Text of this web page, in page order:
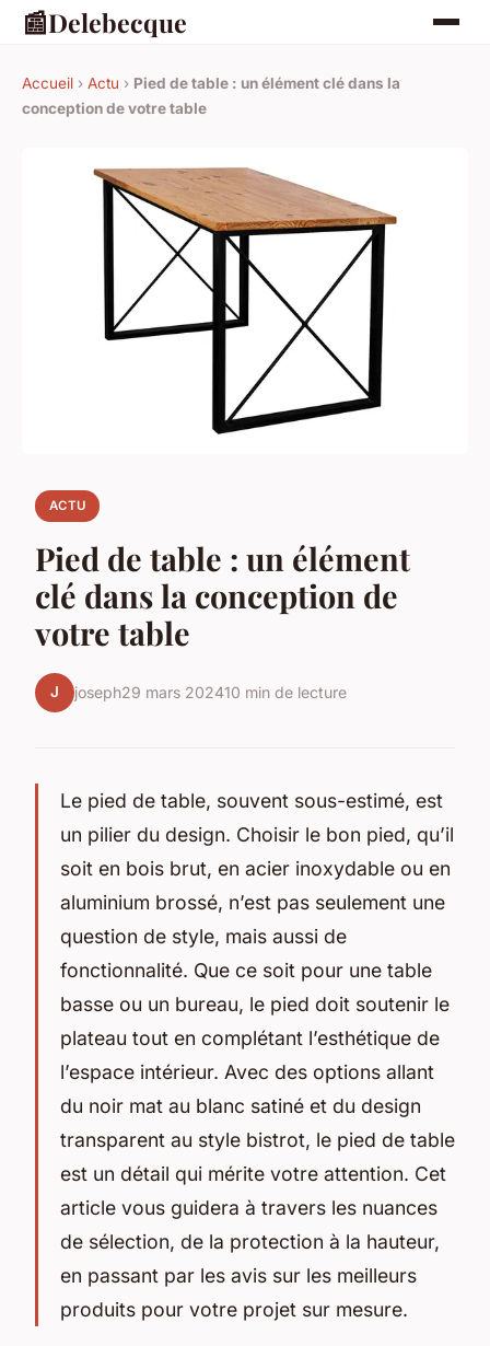
📰Delebecque
Accueil › Actu › Pied de table : un élément clé dans la
conception de votre table
ACTU
Pied de table : un élément
clé dans la conception de
votre table
J joseph29 mars 202410 min de lecture
Le pied de table, souvent sous-estimé, est
un pilier du design. Choisir le bon pied, qu’il
soit en bois brut, en acier inoxydable ou en
aluminium brossé, n’est pas seulement une
question de style, mais aussi de
fonctionnalité. Que ce soit pour une table
basse ou un bureau, le pied doit soutenir le
plateau tout en complétant l’esthétique de
l’espace intérieur. Avec des options allant
du noir mat au blanc satiné et du design
transparent au style bistrot, le pied de table
est un détail qui mérite votre attention. Cet
article vous guidera à travers les nuances
de sélection, de la protection à la hauteur,
en passant par les avis sur les meilleurs
produits pour votre projet sur mesure.